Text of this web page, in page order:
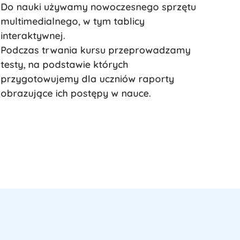
Do nauki używamy nowoczesnego sprzętu
multimedialnego, w tym tablicy
interaktywnej.
Podczas trwania kursu przeprowadzamy
testy, na podstawie których
przygotowujemy dla uczniów raporty
obrazujące ich postępy w nauce.